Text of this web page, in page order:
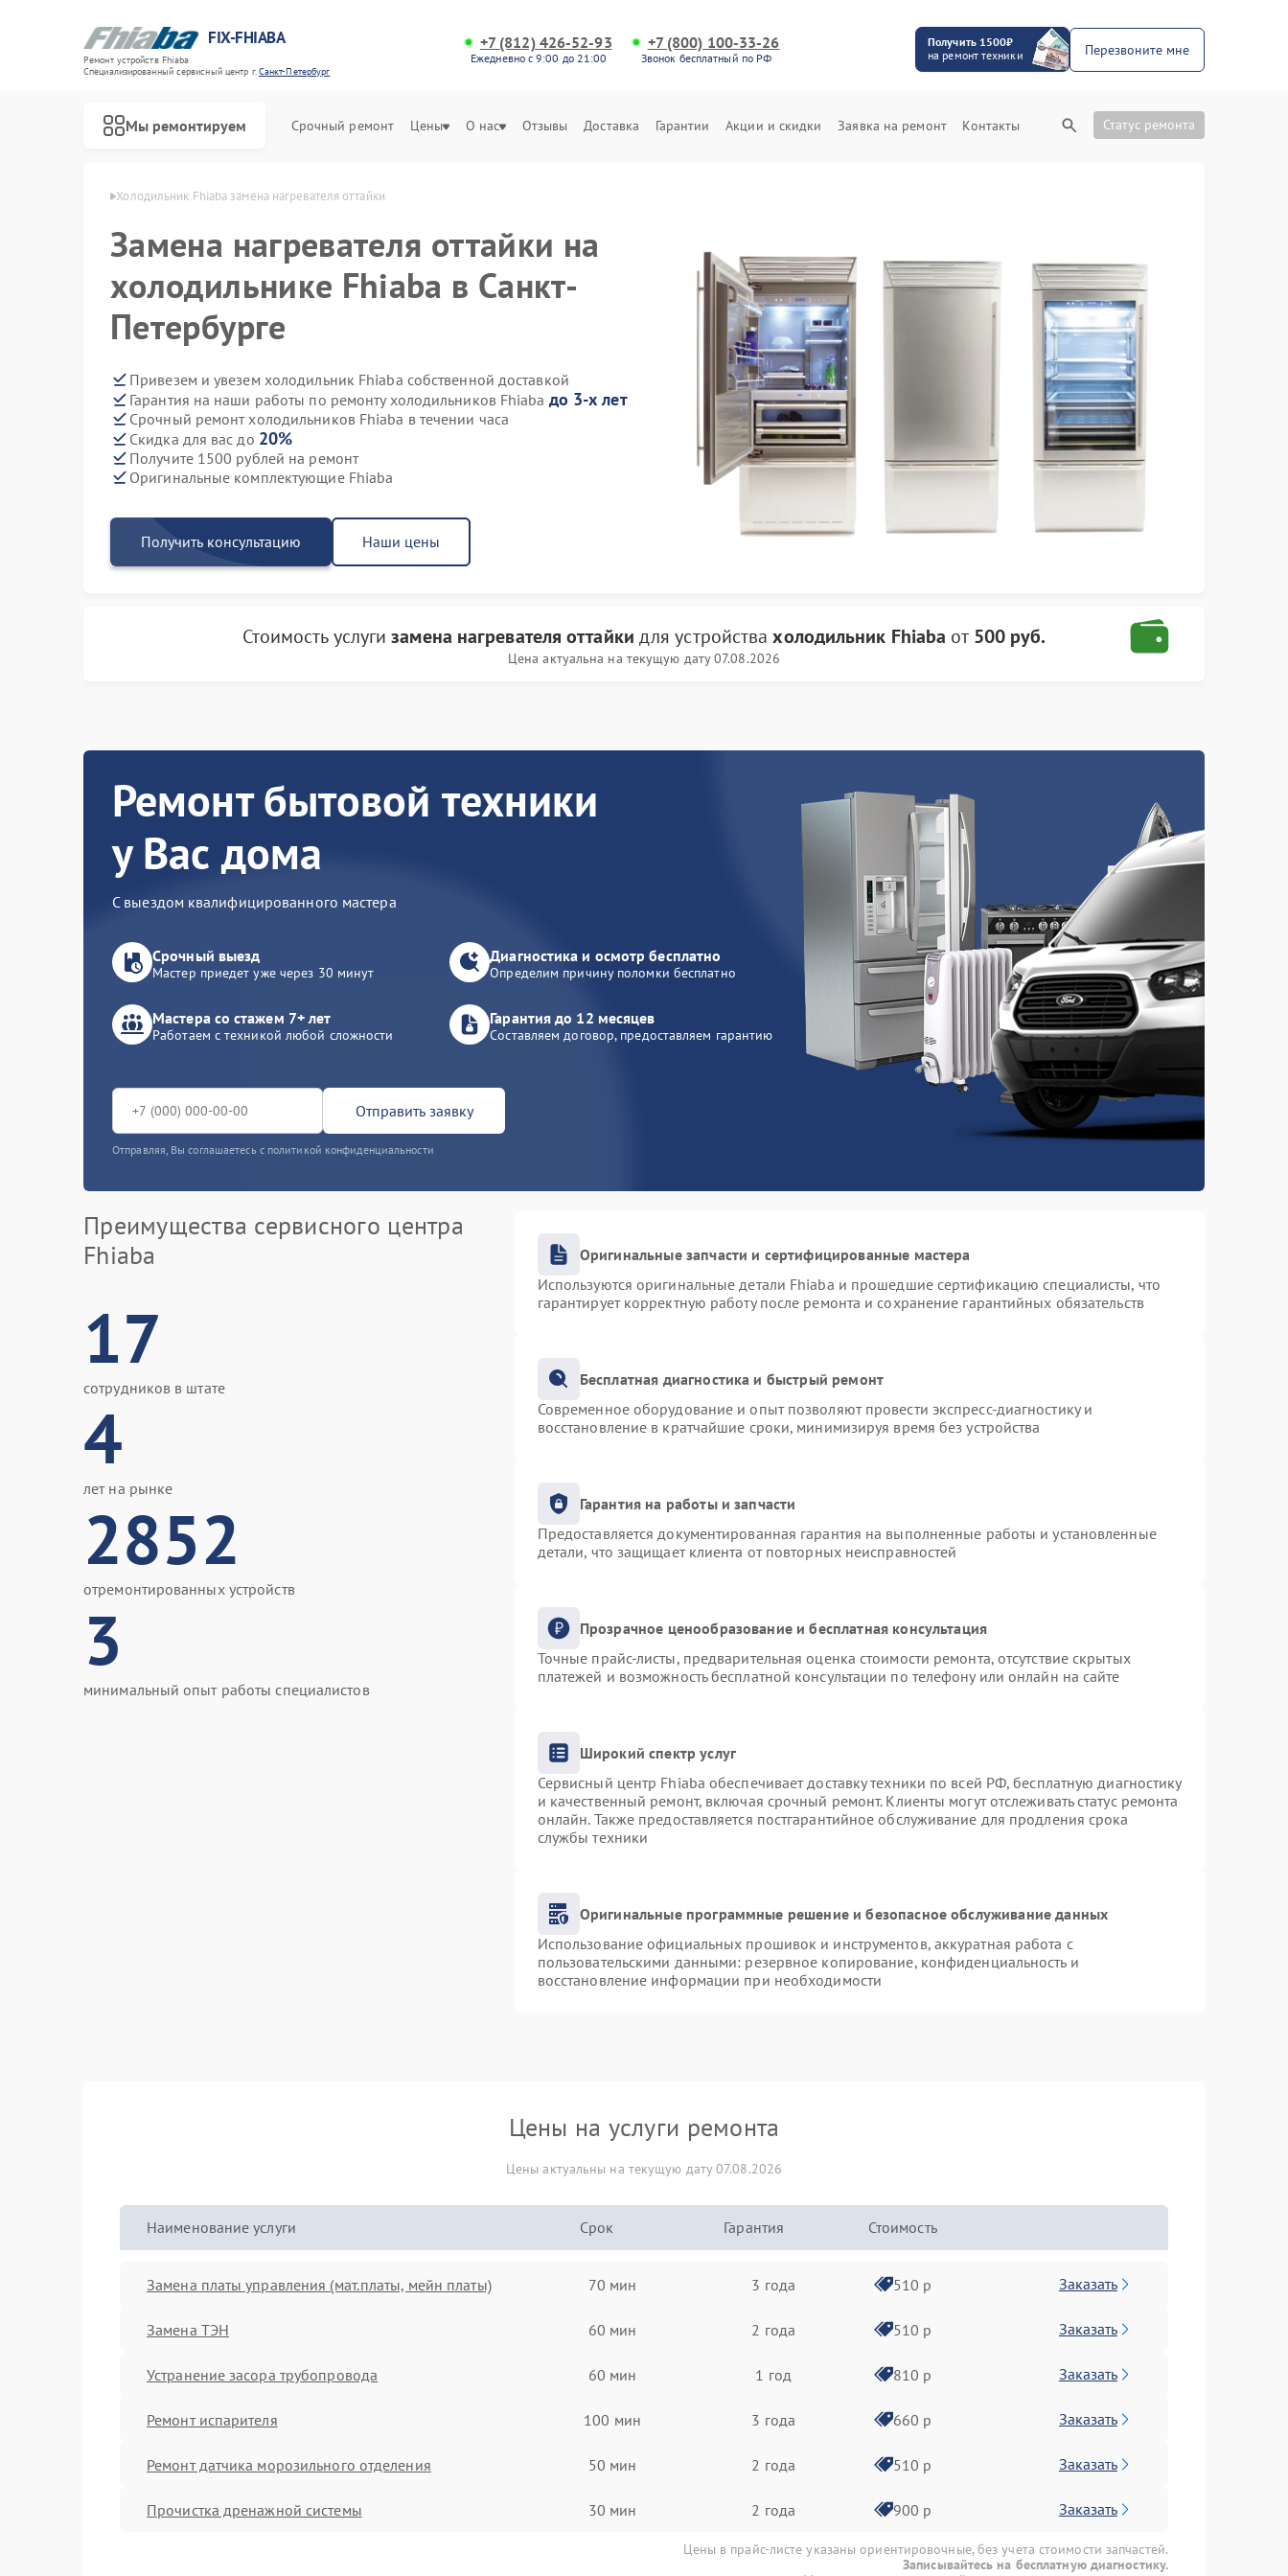
FIX-FHIABA
Ремонт устройств Fhiaba
Специализированный cервисный центр г.Санкт-Петербург
+7 (812) 426-52-93
Ежедневно с 9:00 до 21:00
+7 (800) 100-33-26
Звонок бесплатный по РФ
Получить 1500₽
на ремонт техники
Перезвоните мне
Мы ремонтируем Срочный ремонт Цены О нас Отзывы Доставка Гарантии Акции и скидки Заявка на ремонт Контакты Статус ремонта
Санкт-Петербурге Холодильник Fhiaba замена нагревателя оттайки
Замена нагревателя оттайки на
холодильнике Fhiaba в Санкт-
Петербурге
Привезем и увезем холодильник Fhiaba собственной доставкой
Гарантия на наши работы по ремонту холодильников Fhiaba до 3-х лет
Срочный ремонт холодильников Fhiaba в течении часа
Скидка для вас до 20%
Получите 1500 рублей на ремонт
Оригинальные комплектующие Fhiaba
Получить консультацию Наши цены
Стоимость услугизамена нагревателя оттайки для устройствахолодильник Fhiaba от 500 руб.
Цена актуальна на текущую дату 07.08.2026
Ремонт бытовой техники
у Вас дома
С выездом квалифицированного мастера
Срочный выезд
Мастер приедет уже через 30 минут
Диагностика и осмотр бесплатно
Определим причину поломки бесплатно
Мастера со стажем 7+ лет
Работаем с техникой любой сложности
Гарантия до 12 месяцев
Составляем договор, предоставляем гарантию
Отправить заявку
Отправляя, Вы соглашаетесь с политикой конфиденциальности
Преимущества сервисного центра
Fhiaba
17
сотрудников в штате
4
лет на рынке
2852
отремонтированных устройств
3
минимальный опыт работы специалистов
Оригинальные запчасти и сертифицированные мастера
Используются оригинальные детали Fhiaba и прошедшие сертификацию специалисты, что
гарантирует корректную работу после ремонта и сохранение гарантийных обязательств
Бесплатная диагностика и быстрый ремонт
Современное оборудование и опыт позволяют провести экспресс-диагностику и
восстановление в кратчайшие сроки, минимизируя время без устройства
Гарантия на работы и запчасти
Предоставляется документированная гарантия на выполненные работы и установленные
детали, что защищает клиента от повторных неисправностей
Прозрачное ценообразование и бесплатная консультация
Точные прайс-листы, предварительная оценка стоимости ремонта, отсутствие скрытых
платежей и возможность бесплатной консультации по телефону или онлайн на сайте
Широкий спектр услуг
Сервисный центр Fhiaba обеспечивает доставку техники по всей РФ, бесплатную диагностику
и качественный ремонт, включая срочный ремонт. Клиенты могут отслеживать статус ремонта
онлайн. Также предоставляется постгарантийное обслуживание для продления срока
службы техники
Оригинальные программные решение и безопасное обслуживание данных
Использование официальных прошивок и инструментов, аккуратная работа с
пользовательскими данными: резервное копирование, конфиденциальность и
восстановление информации при необходимости
Цены на услуги ремонта
Цены актуальны на текущую дату 07.08.2026
Наименование услуги Срок Гарантия Стоимость
Замена платы управления (мат.платы, мейн платы) 70 мин 3 года 510 р Заказать
Замена ТЭН 60 мин 2 года 510 р Заказать
Устранение засора трубопровода 60 мин 1 год 810 р Заказать
Ремонт испарителя 100 мин 3 года 660 р Заказать
Ремонт датчика морозильного отделения 50 мин 2 года 510 р Заказать
Прочистка дренажной системы 30 мин 2 года 900 р Заказать
Цены в прайс-листе указаны ориентировочные, без учета стоимости запчастей.
Записывайтесь на бесплатную диагностику.